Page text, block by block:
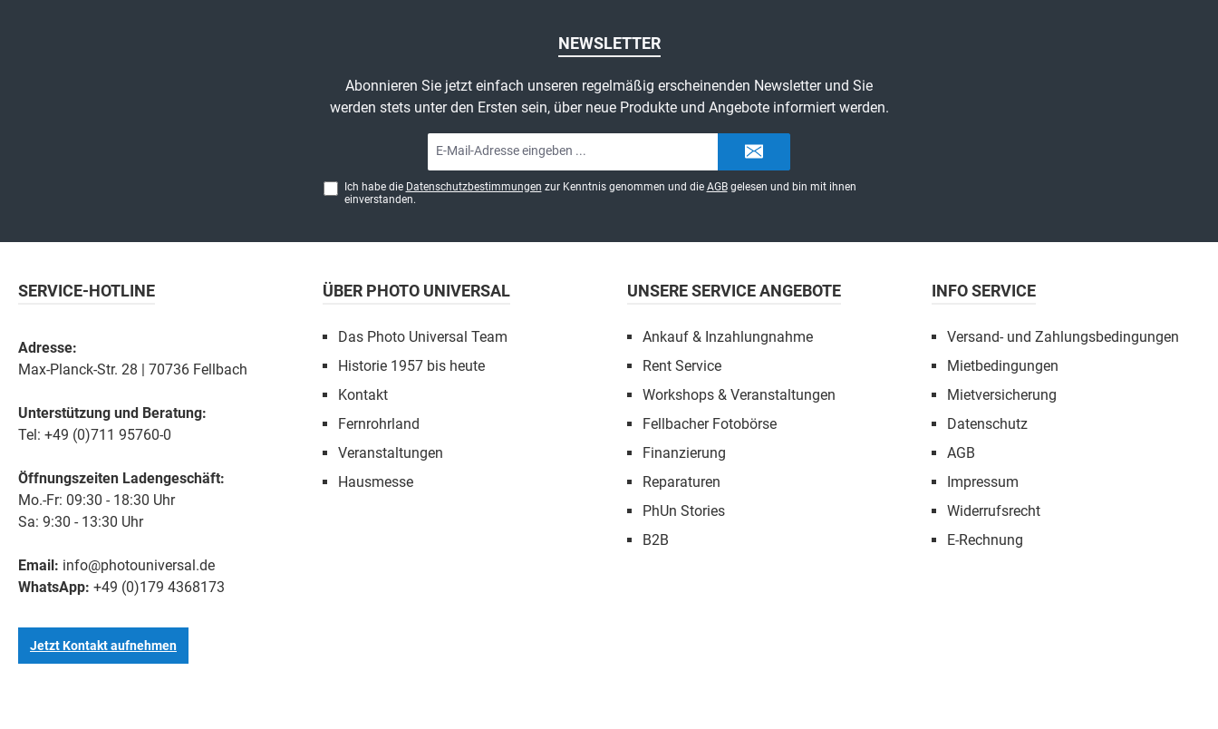
NEWSLETTER
Abonnieren Sie jetzt einfach unseren regelmäßig erscheinenden Newsletter und Sie
werden stets unter den Ersten sein, über neue Produkte und Angebote informiert werden.
Mail-
Adresse*
Ich habe die Datenschutzbestimmungen zur Kenntnis genommen und die AGBgelesen und bin mit ihnen
einverstanden.
SERVICE-HOTLINE
Adresse:
Max-Planck-Str. 28 | 70736 Fellbach
Unterstützung und Beratung:
Tel: +49 (0)711 95760-0
Öffnungszeiten Ladengeschäft:
Mo.-Fr: 09:30 - 18:30 Uhr
Sa: 9:30 - 13:30 Uhr
Email: info@photouniversal.de
WhatsApp: +49 (0)179 4368173
Jetzt Kontakt aufnehmen
ÜBER PHOTO UNIVERSAL
Das Photo Universal Team
Historie 1957 bis heute
Kontakt
Fernrohrland
Veranstaltungen
Hausmesse
UNSERE SERVICE ANGEBOTE
Ankauf & Inzahlungnahme
Rent Service
Workshops & Veranstaltungen
Fellbacher Fotobörse
Finanzierung
Reparaturen
PhUn Stories
B2B
INFO SERVICE
Versand- und Zahlungsbedingungen
Mietbedingungen
Mietversicherung
Datenschutz
AGB
Impressum
Widerrufsrecht
E-Rechnung